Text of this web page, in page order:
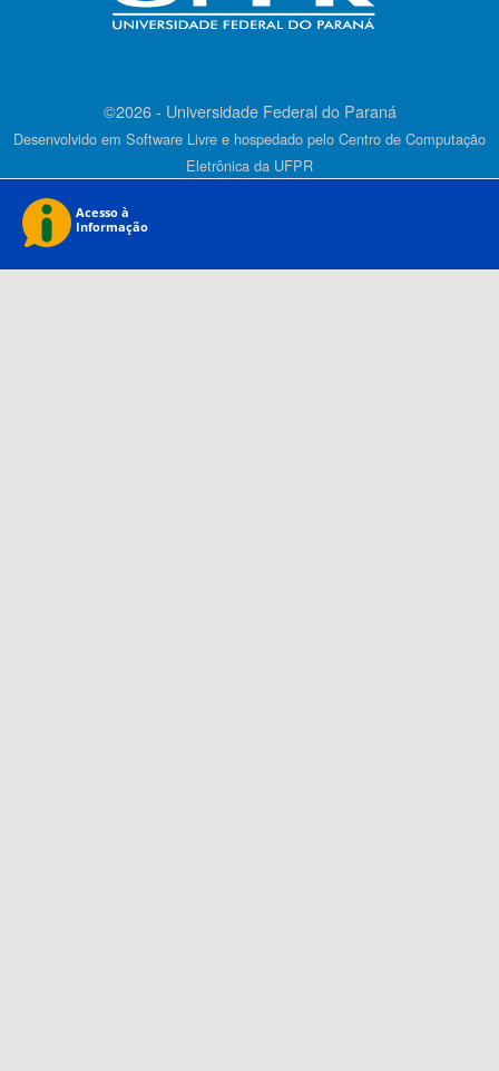
©2026 - Universidade Federal do Paraná
Desenvolvido em Software Livre e hospedado pelo Centro de Computação
Eletrônica da UFPR